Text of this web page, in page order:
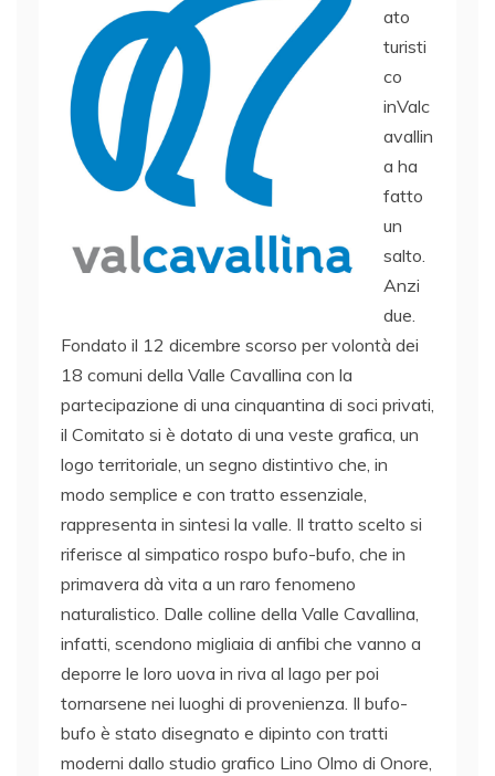
ato
turisti
co
inValc
avallin
a ha
fatto
un
salto.
Anzi
due.
Fondato il 12 dicembre scorso per volontà dei
18 comuni della Valle Cavallina con la
partecipazione di una cinquantina di soci privati,
il Comitato si è dotato di una veste grafica, un
logo territoriale, un segno distintivo che, in
modo semplice e con tratto essenziale,
rappresenta in sintesi la valle. Il tratto scelto si
riferisce al simpatico rospo bufo-bufo, che in
primavera dà vita a un raro fenomeno
naturalistico. Dalle colline della Valle Cavallina,
infatti, scendono migliaia di anfibi che vanno a
deporre le loro uova in riva al lago per poi
tornarsene nei luoghi di provenienza. Il bufo-
bufo è stato disegnato e dipinto con tratti
moderni dallo studio grafico Lino Olmo di Onore,